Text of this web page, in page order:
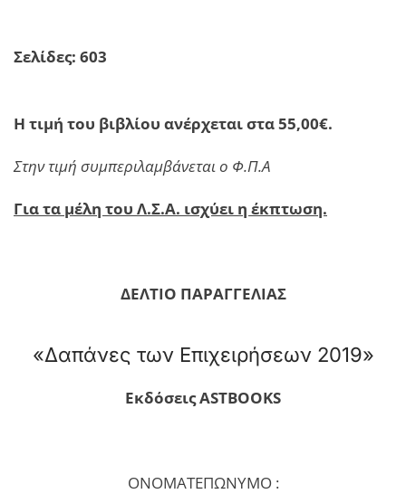
Σελίδες: 603
H τιμή του βιβλίου ανέρχεται στα 55,00€.
Στην τιμή συμπεριλαμβάνεται ο Φ.Π.Α
Για τα μέλη του Λ.Σ.Α. ισχύει η έκπτωση.
ΔΕΛΤΙΟ ΠΑΡΑΓΓΕΛΙΑΣ
«Δαπάνες των Επιχειρήσεων 2019»
Εκδόσεις ASTBOOKS
ΟΝΟΜΑΤΕΠΩΝΥΜΟ :